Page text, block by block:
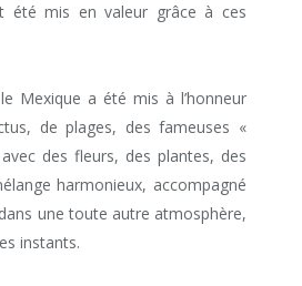
été mis en valeur grâce à ces
Mexique a été mis à l’honneur
de plages, des fameuses «
des fleurs, des plantes, des
harmonieux, accompagné
une toute autre atmosphère,
instants.